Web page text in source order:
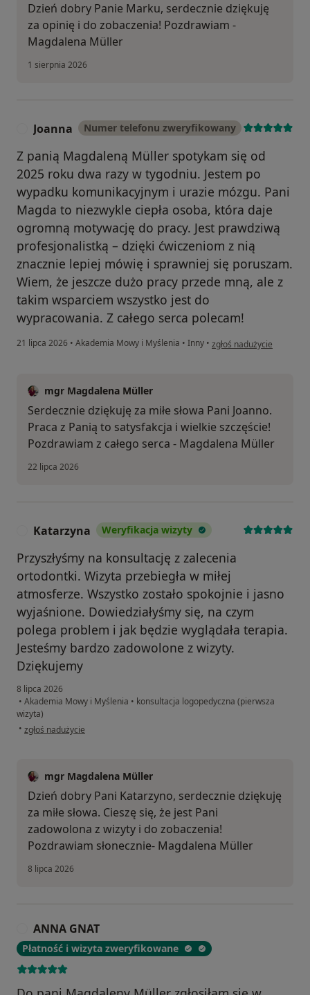
Dzień dobry Panie Marku, serdecznie dziękuję
za opinię i do zobaczenia! Pozdrawiam -
Magdalena Müller
1 sierpnia 2026
Joanna Numer telefonu zweryfikowany
Z panią Magdaleną Müller spotykam się od
2025 roku dwa razy w tygodniu. Jestem po
wypadku komunikacyjnym i urazie mózgu. Pani
Magda to niezwykle ciepła osoba, która daje
ogromną motywację do pracy. Jest prawdziwą
profesjonalistką – dzięki ćwiczeniom z nią
znacznie lepiej mówię i sprawniej się poruszam.
Wiem, że jeszcze dużo pracy przede mną, ale z
takim wsparciem wszystko jest do
wypracowania. Z całego serca polecam!
21 lipca 2026 • Akademia Mowy i Myślenia • Inny • w opinii użytkownika
zgłoś nadużycie
mgr Magdalena Müller
Serdecznie dziękuję za miłe słowa Pani Joanno.
Praca z Panią to satysfakcja i wielkie szczęście!
Pozdrawiam z całego serca - Magdalena Müller
22 lipca 2026
Katarzyna Weryfikacja wizyty
Przyszłyśmy na konsultację z zalecenia
ortodontki. Wizyta przebiegła w miłej
atmosferze. Wszystko zostało spokojnie i jasno
wyjaśnione. Dowiedziałyśmy się, na czym
polega problem i jak będzie wyglądała terapia.
Jesteśmy bardzo zadowolone z wizyty.
Dziękujemy
8 lipca 2026
• Akademia Mowy i Myślenia • konsultacja logopedyczna (pierwsza
wizyta)
• w opinii użytkownika Katarzyna
zgłoś nadużycie
mgr Magdalena Müller
Dzień dobry Pani Katarzyno, serdecznie dziękuję
za miłe słowa. Cieszę się, że jest Pani
zadowolona z wizyty i do zobaczenia!
Pozdrawiam słonecznie- Magdalena Müller
8 lipca 2026
ANNA GNAT
Płatność i wizyta zweryfikowane